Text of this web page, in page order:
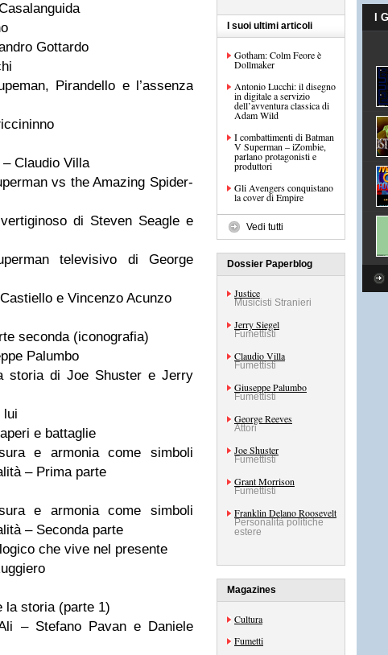
Gottardo
Pirandello e l’assenza
Claudio Villa
vs the Amazing Spider-
di Steven Seagle e
televisivo di George
e Vincenzo Acunzo
seconda (iconografia)
Palumbo
storia di Joe Shuster e Jerry
lui
e battaglie
e armonia come simboli
– Prima parte
e armonia come simboli
– Seconda parte
che vive nel presente
la storia (parte 1)
– Stefano Pavan e Daniele
I suoi ultimi articoli
Gotham: Colm Feore è
Dollmaker
Antonio Lucchi: il disegno
in digitale a servizio
dell’avventura classica di
Adam Wild
I combattimenti di Batman
V Superman – iZombie,
parlano protagonisti e
produttori
Gli Avengers conquistano
la cover di Empire
Vedi tutti
Dossier Paperblog
Justice
Musicisti Stranieri
Jerry Siegel
Fumettisti
Claudio Villa
Fumettisti
Giuseppe Palumbo
Fumettisti
George Reeves
Attori
Joe Shuster
Fumettisti
Grant Morrison
Fumettisti
Franklin Delano Roosevelt
Personalità politiche
estere
Magazines
Cultura
Fumetti
I